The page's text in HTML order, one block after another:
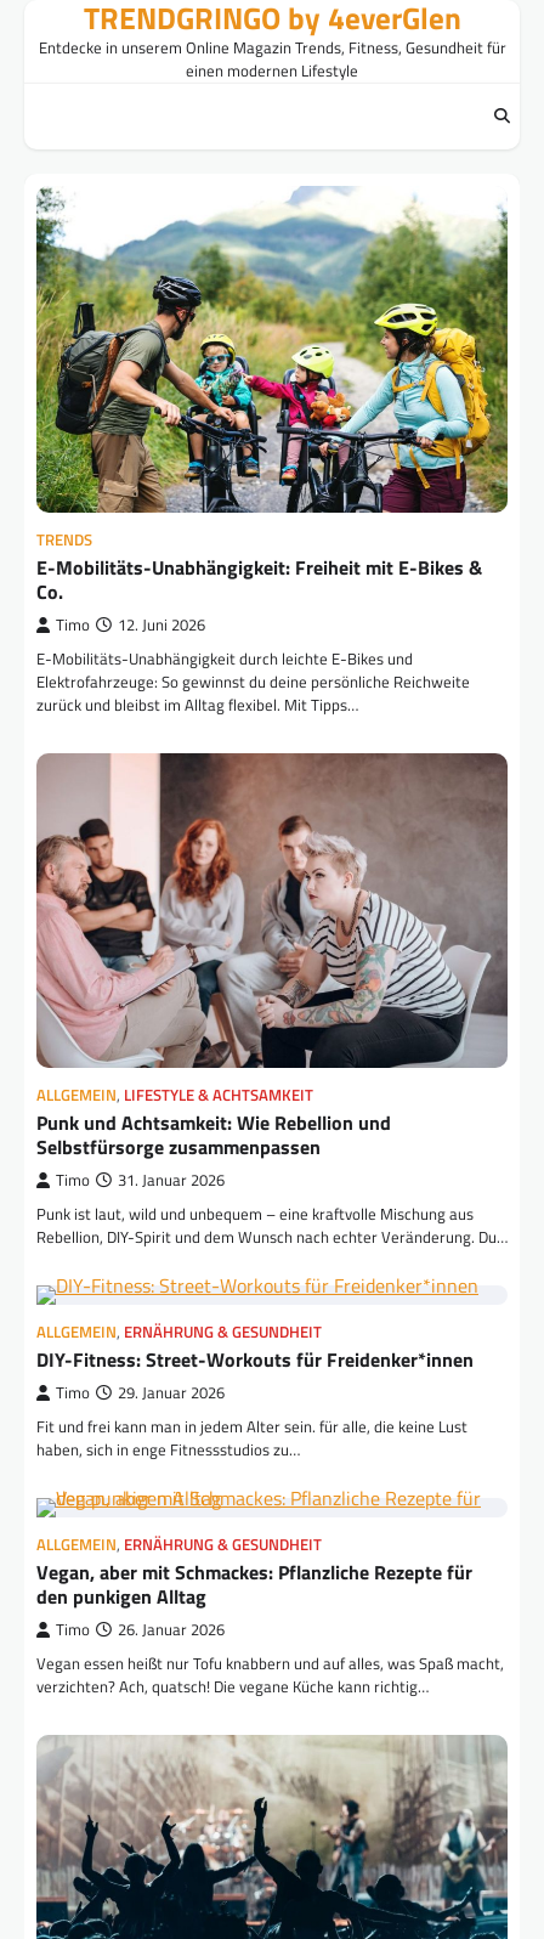
TRENDGRINGO by 4everGlen
Entdecke in unserem Online Magazin Trends, Fitness, Gesundheit für
einen modernen Lifestyle
TRENDS
E-Mobilitäts-Unabhängigkeit: Freiheit mit E-Bikes &
Co.
Timo 12. Juni 2026
E-Mobilitäts-Unabhängigkeit durch leichte E-Bikes und
Elektrofahrzeuge: So gewinnst du deine persönliche Reichweite
zurück und bleibst im Alltag flexibel. Mit Tipps…
ALLGEMEIN, LIFESTYLE & ACHTSAMKEIT
Punk und Achtsamkeit: Wie Rebellion und
Selbstfürsorge zusammenpassen
Timo 31. Januar 2026
Punk ist laut, wild und unbequem – eine kraftvolle Mischung aus
Rebellion, DIY-Spirit und dem Wunsch nach echter Veränderung. Du…
ALLGEMEIN, ERNÄHRUNG & GESUNDHEIT
DIY-Fitness: Street-Workouts für Freidenker*innen
Timo 29. Januar 2026
Fit und frei kann man in jedem Alter sein. für alle, die keine Lust
haben, sich in enge Fitnessstudios zu…
ALLGEMEIN, ERNÄHRUNG & GESUNDHEIT
Vegan, aber mit Schmackes: Pflanzliche Rezepte für
den punkigen Alltag
Timo 26. Januar 2026
Vegan essen heißt nur Tofu knabbern und auf alles, was Spaß macht,
verzichten? Ach, quatsch! Die vegane Küche kann richtig…